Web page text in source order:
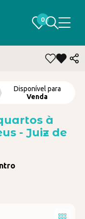
0
0
Disponível para
Venda
à
- Juiz de